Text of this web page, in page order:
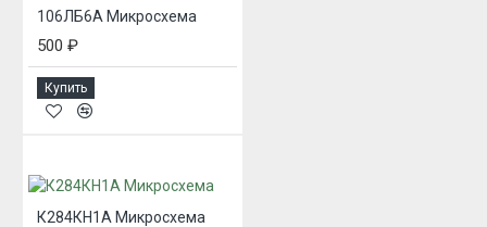
106ЛБ6А Микросхема
500 ₽
Купить
К284КН1А Микросхема